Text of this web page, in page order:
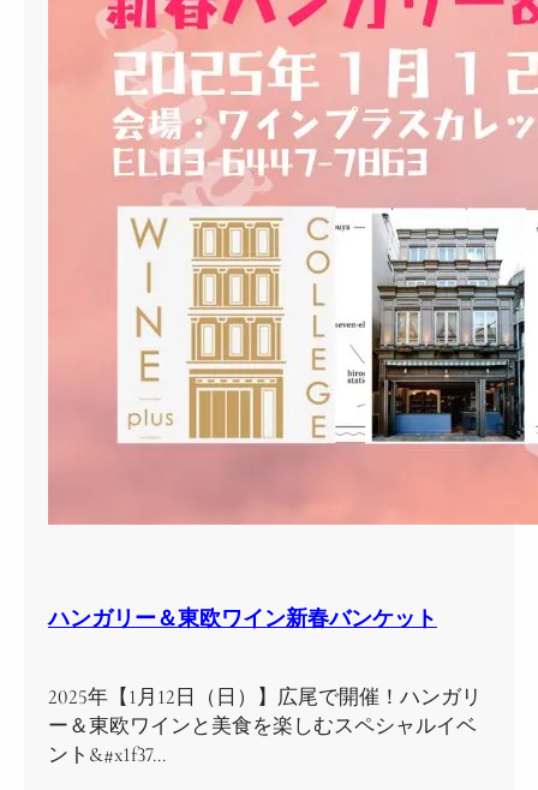
ハンガリー＆東欧ワイン新春バンケット
2025年【1月12日（日）】広尾で開催！ハンガリ
ー＆東欧ワインと美食を楽しむスペシャルイベ
ント&#x1f37…